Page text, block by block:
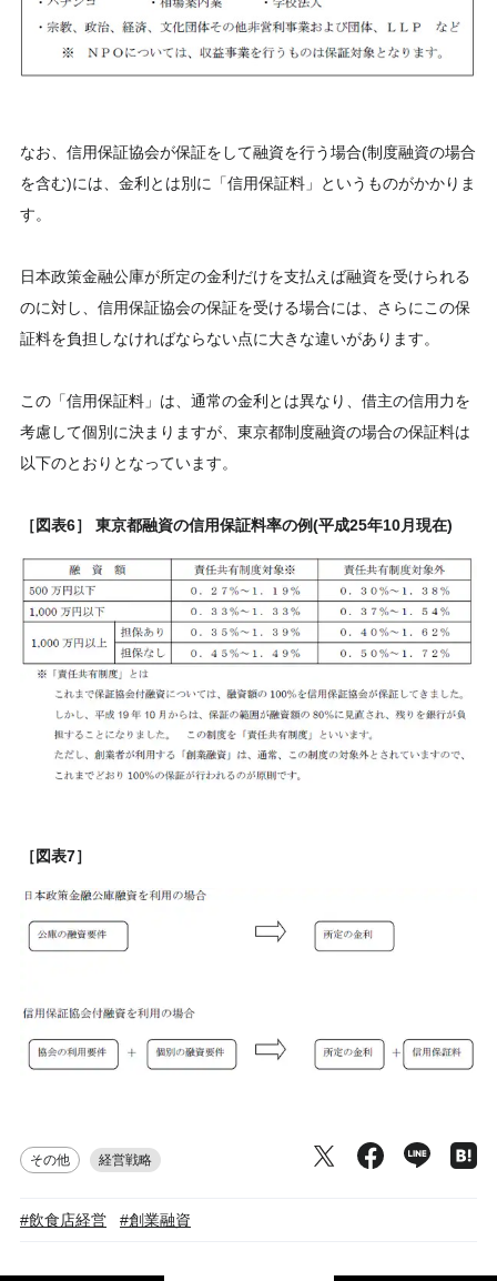
なお、信用保証協会が保証をして融資を行う場合(制度融資の場合
を含む)には、金利とは別に「信用保証料」というものがかかりま
す。
日本政策金融公庫が所定の金利だけを支払えば融資を受けられる
のに対し、信用保証協会の保証を受ける場合には、さらにこの保
証料を負担しなければならない点に大きな違いがあります。
この「信用保証料」は、通常の金利とは異なり、借主の信用力を
考慮して個別に決まりますが、東京都制度融資の場合の保証料は
以下のとおりとなっています。
［図表6］ 東京都融資の信用保証料率の例(平成25年10月現在)
［図表7］
その他 経営戦略
#飲食店経営 #創業融資